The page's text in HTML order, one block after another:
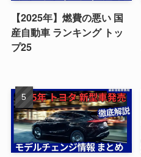
【2025年】燃費の悪い 国
産自動車 ランキング トッ
プ25